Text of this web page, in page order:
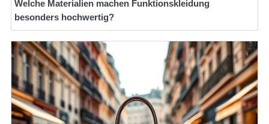
Welche Materialien machen Funktionskleidung
besonders hochwertig?